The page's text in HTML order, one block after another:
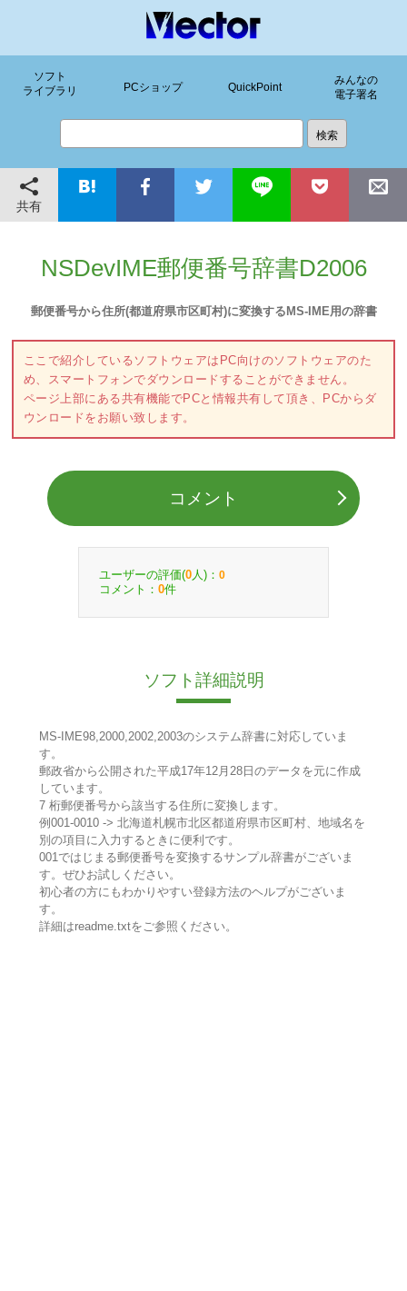
ソフト
ライブラリ
PCショップ QuickPoint
みんなの
電子署名
共有
NSDevIME郵便番号辞書D2006
郵便番号から住所(都道府県市区町村)に変換するMS-IME用の辞書
ここで紹介しているソフトウェアはPC向けのソフトウェアのた
め、スマートフォンでダウンロードすることができません。
ページ上部にある共有機能でPCと情報共有して頂き、PCからダ
ウンロードをお願い致します。
コメント
ユーザーの評価(0 人)： 0
コメント： 0件
ソフト詳細説明
MS-IME98,2000,2002,2003のシステム辞書に対応していま
す。
郵政省から公開された平成17年12月28日のデータを元に作成
しています。
7 桁郵便番号から該当する住所に変換します。
例001-0010 -> 北海道札幌市北区都道府県市区町村、地域名を
別の項目に入力するときに便利です。
001ではじまる郵便番号を変換するサンプル辞書がございま
す。ぜひお試しください。
初心者の方にもわかりやすい登録方法のヘルプがございま
す。
詳細はreadme.txtをご参照ください。